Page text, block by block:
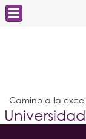
Camino a la